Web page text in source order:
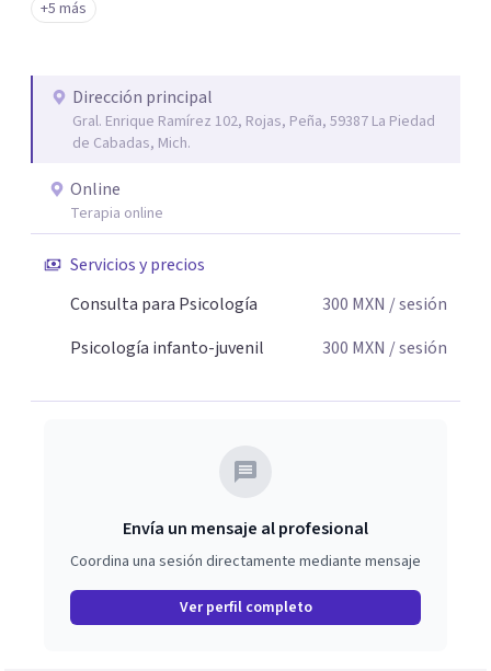
tu paz mental.
+5 más
Dirección principal
Gral. Enrique Ramírez 102, Rojas, Peña, 59387 La Piedad
de Cabadas, Mich.
Online
Terapia online
Servicios y precios
Consulta para Psicología
300 MXN / sesión
Psicología infanto-juvenil
300 MXN / sesión
Envía un mensaje al profesional
Coordina una sesión directamente mediante mensaje
Ver perfil completo